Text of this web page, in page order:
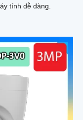
tính dễ dàng.